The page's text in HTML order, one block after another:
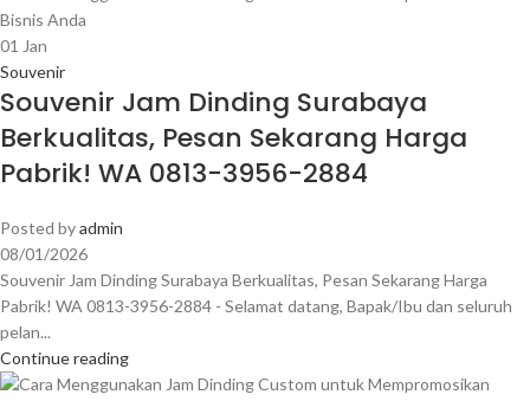
01 Jan
Souvenir
Souvenir Jam Dinding Surabaya
Berkualitas, Pesan Sekarang Harga
Pabrik! WA 0813-3956-2884
Posted byadmin
08/01/2026
Souvenir Jam Dinding Surabaya Berkualitas, Pesan Sekarang Harga
Pabrik! WA 0813-3956-2884 - Selamat datang, Bapak/Ibu dan seluruh
pelan...
Continue reading